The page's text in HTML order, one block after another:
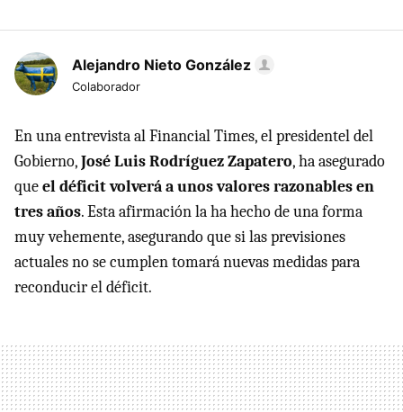
Alejandro Nieto González
Colaborador
En una entrevista al Financial Times, el presidentel del
Gobierno,José Luis Rodríguez Zapatero, ha asegurado
queel déficit volverá a unos valores razonables en
tres años. Esta afirmación la ha hecho de una forma
muy vehemente, asegurando que si las previsiones
actuales no se cumplen tomará nuevas medidas para
reconducir el déficit.